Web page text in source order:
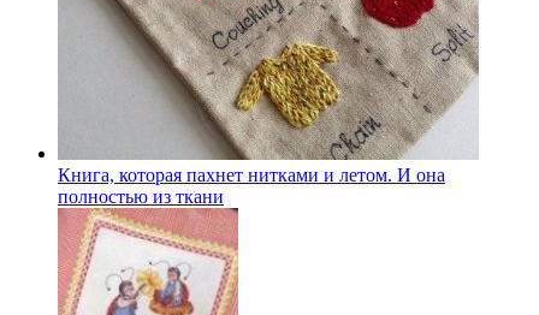
Книга, которая пахнет нитками и летом. И она
полностью из ткани